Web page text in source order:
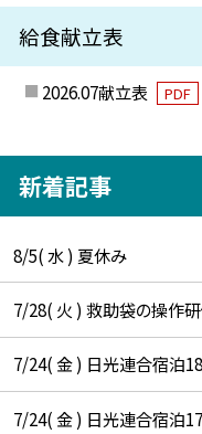
給食献立表
2026.07献立表 PDF
新着記事
8/5( 水 ) 夏休み
7/28( 火 ) 救助袋の操作
7/24( 金 ) 日光連合宿泊18
7/24( 金 ) 日光連合宿泊17